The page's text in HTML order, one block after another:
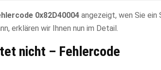
0x82D40004 angezeigt, wen Sie ein
erklären wir Ihnen nun im Detail.
nicht – Fehlercode